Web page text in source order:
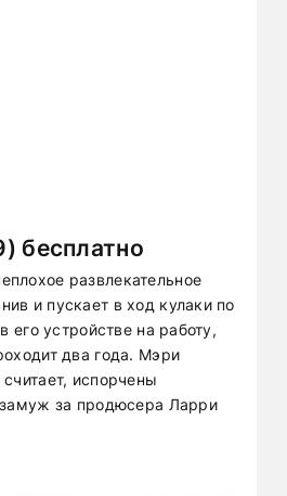
бесплатно
развлекательное
и пускает в ход кулаки по
устройстве на работу,
два года. Мэри
испорчены
замуж за продюсера Ларри